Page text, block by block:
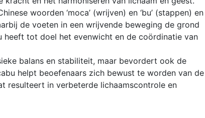
woorden ‘moca’ (wrijven) en ‘bu’ (stappen) en
de voeten in een wrijvende beweging de grond
heeft tot doel het evenwicht en de coördinatie van
balans en stabiliteit, maar bevordert ook de
helpt beoefenaars zich bewust te worden van de
resulteert in verbeterde lichaamscontrole en